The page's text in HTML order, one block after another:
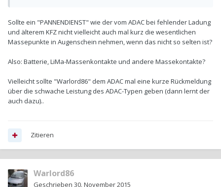
Sollte ein "PANNENDIENST" wie der vom ADAC bei fehlender Ladung
und älterem KFZ nicht vielleicht auch mal kurz die wesentlichen
Massepunkte in Augenschein nehmen, wenn das nicht so selten ist?
Also: Batterie, LiMa-Massenkontakte und andere Massekontakte?
Vielleicht sollte "Warlord86" dem ADAC mal eine kurze Rückmeldung
über die schwache Leistung des ADAC-Typen geben (dann lernt der
auch dazu)..
Zitieren
Warlord86
Geschrieben 30. November 2015